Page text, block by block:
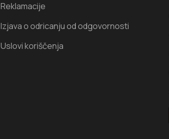
Reklamacije
Izjava o odricanju od odgovornosti
Uslovi koriščenja